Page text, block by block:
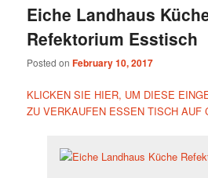
Eiche Landhaus
Refektorium Esstisch
Posted onFebruary 10, 2017
KLICKEN SIE HIER, UM DIESE
ZU VERKAUFEN ESSEN TISCH AUF